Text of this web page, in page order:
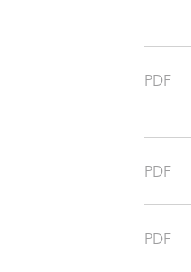
PDF
PDF
PDF